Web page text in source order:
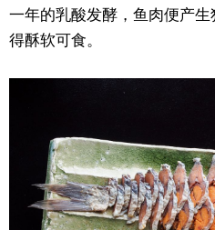
一年的乳酸发酵，鱼肉便产
得酥软可食。